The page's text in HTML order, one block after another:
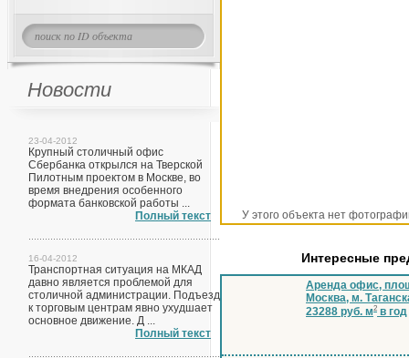
Новости
23-04-2012
Крупный столичный офис
Сбербанка открылся на Тверской
Пилотным проектом в Москве, во
время внедрения особенного
формата банковской работы ...
Полный текст
16-04-2012
Транспортная ситуация на МКАД
давно является проблемой для
столичной администрации. Подъезд
к торговым центрам явно ухудшает
основное движение. Д ...
Полный текст
У этого объекта нет
Интересные
Аренда офис,
Москва, м.
23288 руб. м2 в год